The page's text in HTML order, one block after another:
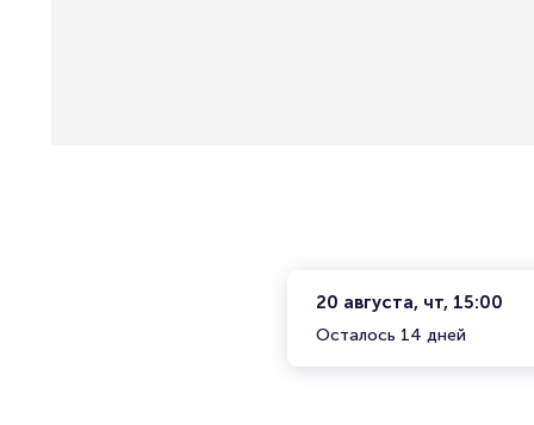
20 августа, чт, 15:00
Осталось 14 дней